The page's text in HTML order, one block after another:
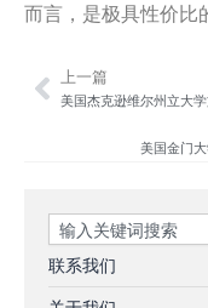
而言，是极具性价比
Prev
上一篇
美国杰克逊维尔州立大
美国金门
Search
联系我们